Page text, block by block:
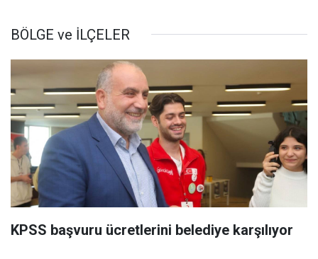
BÖLGE ve İLÇELER
KPSS başvuru ücretlerini belediye karşılıyor